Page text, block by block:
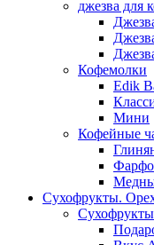
джезва для
Кофемолки
Edik
Мини
Кофейные
Сухофрукты.
Сухофрукты